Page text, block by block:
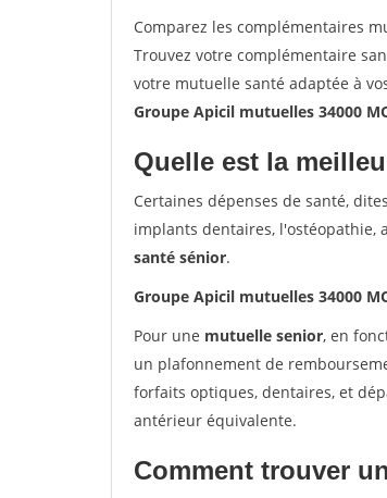
Comparez les complémentaires
Trouvez votre complémentaire
votre mutuelle santé adaptée à
Groupe Apicil mutuelles 34000
Quelle est la
Certaines dépenses de santé,
implants dentaires, l'ostéopathie,
santé sénior.
Groupe Apicil mutuelles 34000
Pour une mutuelle senior, en
un plafonnement de
forfaits optiques, dentaires, et
antérieur équivalente.
Comment trouver